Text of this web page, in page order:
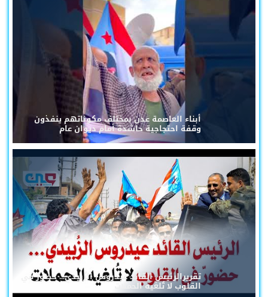
أبناء العاصمة عدن بمختلف مكوناتهم ينفذون
وقفة احتجاجية حاشدة أمام ديوان عام
تقريرالرئيس القائد عيدروس الزُبيدي... حضورٌ في
القلوب لا تُلغيه الحملات